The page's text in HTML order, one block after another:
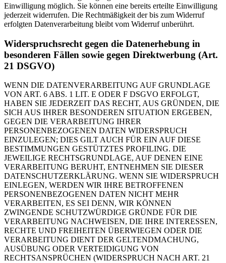
Einwilligung möglich. Sie können eine bereits erteilte Einwilligung
jederzeit widerrufen. Die Rechtmäßigkeit der bis zum Widerruf
erfolgten Datenverarbeitung bleibt vom Widerruf unberührt.
Widerspruchsrecht gegen die Datenerhebung in
besonderen Fällen sowie gegen Direktwerbung (Art.
21 DSGVO)
WENN DIE DATENVERARBEITUNG AUF GRUNDLAGE
VON ART. 6 ABS. 1 LIT. E ODER F DSGVO ERFOLGT,
HABEN SIE JEDERZEIT DAS RECHT, AUS GRÜNDEN, DIE
SICH AUS IHRER BESONDEREN SITUATION ERGEBEN,
GEGEN DIE VERARBEITUNG IHRER
PERSONENBEZOGENEN DATEN WIDERSPRUCH
EINZULEGEN; DIES GILT AUCH FÜR EIN AUF DIESE
BESTIMMUNGEN GESTÜTZTES PROFILING. DIE
JEWEILIGE RECHTSGRUNDLAGE, AUF DENEN EINE
VERARBEITUNG BERUHT, ENTNEHMEN SIE DIESER
DATENSCHUTZERKLÄRUNG. WENN SIE WIDERSPRUCH
EINLEGEN, WERDEN WIR IHRE BETROFFENEN
PERSONENBEZOGENEN DATEN NICHT MEHR
VERARBEITEN, ES SEI DENN, WIR KÖNNEN
ZWINGENDE SCHUTZWÜRDIGE GRÜNDE FÜR DIE
VERARBEITUNG NACHWEISEN, DIE IHRE INTERESSEN,
RECHTE UND FREIHEITEN ÜBERWIEGEN ODER DIE
VERARBEITUNG DIENT DER GELTENDMACHUNG,
AUSÜBUNG ODER VERTEIDIGUNG VON
RECHTSANSPRÜCHEN (WIDERSPRUCH NACH ART. 21